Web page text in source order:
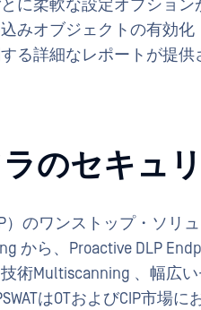
に柔軟な設定オプショ
みオブジェクトの有効
る詳細なレポートが提
のセキュリ
）のワンストップ・ソリ
から、Proactive DLP
術Multiscanning 、幅広
はOTおよびCIP市場